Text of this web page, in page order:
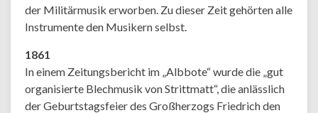
der Militärmusik erworben. Zu dieser Zeit gehörten alle
Instrumente den Musikern selbst.
1861
In einem Zeitungsbericht im „Albbote“ wurde die „gut
organisierte Blechmusik von Strittmatt“, die anlässlich
der Geburtstagsfeier des Großherzogs Friedrich den